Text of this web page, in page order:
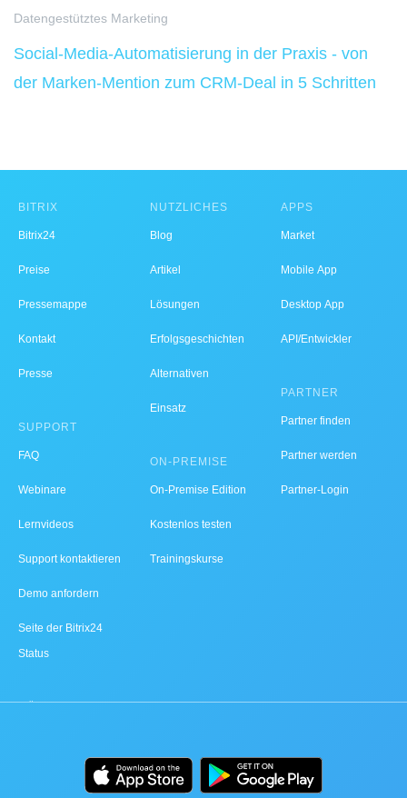
Datengestütztes Marketing
Social-Media-Automatisierung in der Praxis - von
der Marken-Mention zum CRM-Deal in 5 Schritten
BITRIX
Bitrix24
Preise
Pressemappe
Kontakt
Presse
SUPPORT
FAQ
Webinare
Lernvideos
Support kontaktieren
Demo anfordern
Seite der Bitrix24
Status
NÜTZLICHES
Blog
Artikel
Lösungen
Erfolgsgeschichten
Alternativen
Einsatz
ON-PREMISE
On-Premise Edition
Kostenlos testen
Trainingskurse
APPS
Market
Mobile App
Desktop App
API/Entwickler
PARTNER
Partner finden
Partner werden
Partner-Login